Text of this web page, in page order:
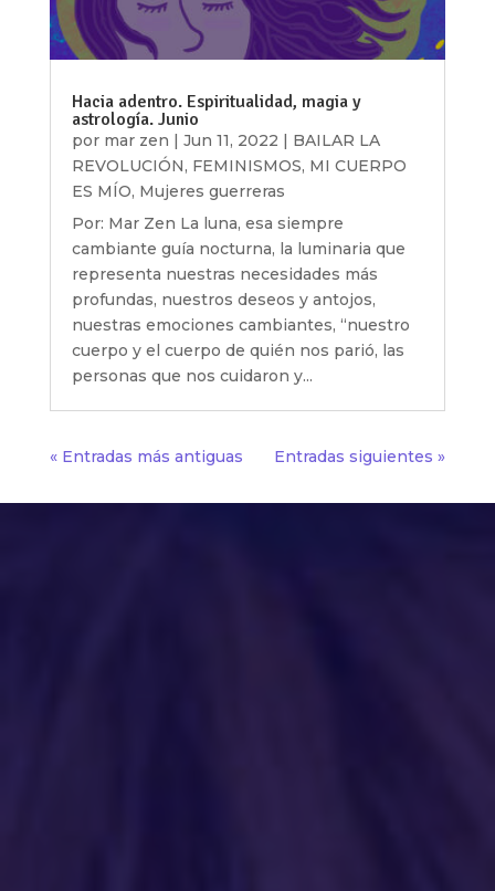
Hacia adentro. Espiritualidad, magia y
astrología. Junio
por mar zen | Jun 11, 2022 | BAILAR LA
REVOLUCIÓN, FEMINISMOS, MI CUERPO
ES MÍO, Mujeres guerreras
Por: Mar Zen La luna, esa siempre
cambiante guía nocturna, la luminaria que
representa nuestras necesidades más
profundas, nuestros deseos y antojos,
nuestras emociones cambiantes, “nuestro
cuerpo y el cuerpo de quién nos parió, las
personas que nos cuidaron y...
« Entradas más antiguas Entradas siguientes »